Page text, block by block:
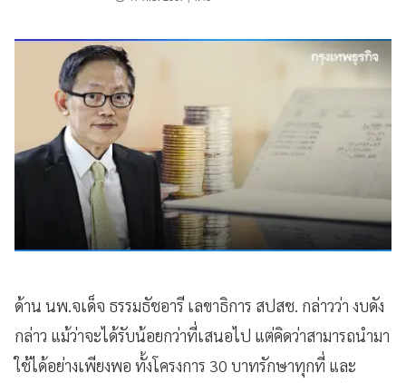
ด้าน นพ.จเด็จ ธรรมธัชอารี เลขาธิการ สปสช. กล่าวว่า งบดัง
กล่าว แม้ว่าจะได้รับน้อยกว่าที่เสนอไป แต่คิดว่าสามารถนำมา
ใช้ได้อย่างเพียงพอ ทั้งโครงการ 30 บาทรักษาทุกที่ และ